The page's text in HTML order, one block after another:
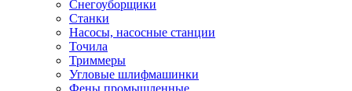
Снегоуборщики
Станки
Насосы, насосные станции
Точила
Триммеры
Угловые шлифмашинки
Фены промышленные